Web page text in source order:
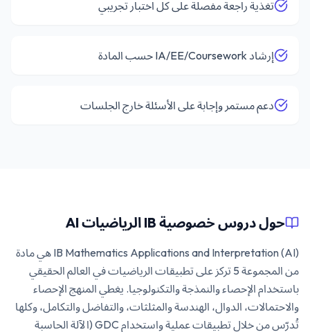
تغذية راجعة مفصلة على كل اختبار تجريبي
إرشاد IA/EE/Coursework حسب المادة
دعم مستمر وإجابة على الأسئلة خارج الجلسات
حول دروس خصوصية IB الرياضيات AI
IB Mathematics Applications and Interpretation (AI) هي مادة
من المجموعة 5 تركز على تطبيقات الرياضيات في العالم الحقيقي
باستخدام الإحصاء والنمذجة والتكنولوجيا. يغطي المنهج الإحصاء
والاحتمالات، الدوال، الهندسة والمثلثات، والتفاضل والتكامل، وكلها
تُدرّس من خلال تطبيقات عملية واستخدام GDC (الآلة الحاسبة